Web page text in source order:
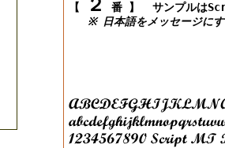
【 ２ 番 】
サンプルは
※ 日本語をメッセージにす